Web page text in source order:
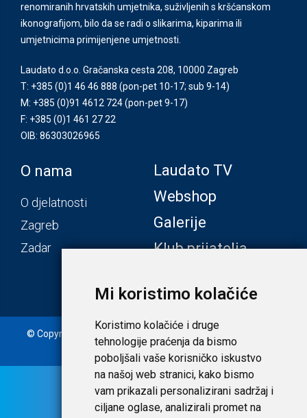
Mi koristimo kolačiće
Koristimo kolačiće i druge
tehnologije praćenja da bismo
poboljšali vaše korisničko iskustvo
na našoj web stranici, kako bismo
vam prikazali personalizirani sadržaj i
ciljane oglase, analizirali promet na
renomiranih hrvatskih umjetnika, suživljenih s kršćanskom
ikonografijom, bilo da se radi o slikarima, kiparima ili
umjetnicima primijenjene umjetnosti.
Laudato d.o.o. Gračanska cesta 208, 10000 Zagreb
T: +385 (0)1 46 46 888 (pon-pet 10-17; sub 9-14)
M: +385 (0)91 4612 724(pon-pet 9-17)
F: +385 (0)1 461 27 22
OIB: 86303026965
O nama
O djelatnosti
Zagreb
Zadar
Laudato TV
Webshop
Galerije
Klub prijatelja
© Copyright 2020. Laudato d.o.o. | Tečaj konverzije: 1 EUR =
7,53450 HRK | Uvjeti i privatnost